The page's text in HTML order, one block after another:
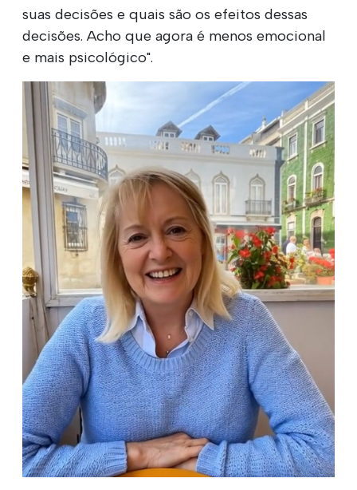
suas decisões e quais são os efeitos dessas
decisões. Acho que agora é menos emocional
e mais psicológico".